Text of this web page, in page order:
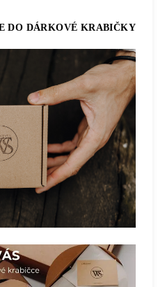
DO DÁRKOVÉ KRABIČKY